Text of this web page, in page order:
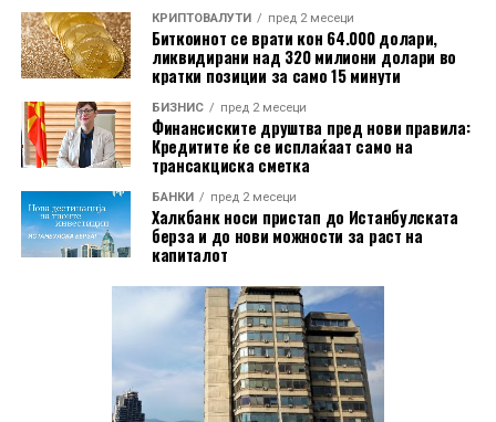
преку поддршката од матичната компанија Иуте
Естонија, сопствените приходи од кредитната
активност и други локални извори на средства,
„Влегувањето на пазарот на капитал e важна
пресвртница во развојот на Иуте Македонија, чекор
кој има за цел да обезбеди поголема
диверзификација на изворите на финансирање и
оптимизација на трошоците за финансирање на
првпат пристапува на домашниот пазар на капитал
преку јавна понуда на корпоративни обврзници. Овој
чекор се надоврзува на досегашниот развој на
компанијата и на континуираното унапредување на
нејзините деловни активности. Истовремено,
КРИПТОВАЛУТИ пред 2 месеци
Биткоинот се врати кон 64.000 долари,
ликвидирани над 320 милиони долари во
кратки позиции за само 15 минути
БИЗНИС пред 2 месеци
Финансиските друштва пред нови правила:
Кредитите ќе се исплаќаат само на
трансакциска сметка
БАНКИ пред 2 месеци
Халкбанк носи пристап до Истанбулската
берза и до нови можности за раст на
капиталот